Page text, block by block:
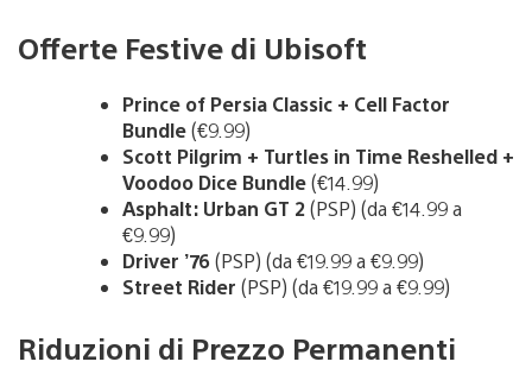
Offerte Festive di Ubisoft
Prince of Persia Classic + Cell Factor
Bundle(€9.99)
Scott Pilgrim + Turtles in Time Reshelled +
Voodoo Dice Bundle(€14.99)
Asphalt: Urban GT 2(PSP) (da €14.99 a
€9.99)
Driver ’76 (PSP) (da €19.99 a €9.99)
Street Rider (PSP) (da €19.99 a €9.99)
Riduzioni di Prezzo Permanenti